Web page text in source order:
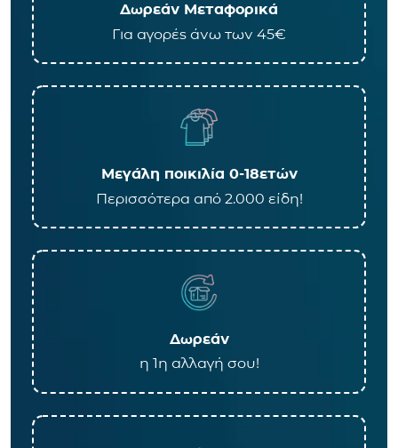
Δωρεάν Μεταφορικά
Για αγορές άνω των 45€
Μεγάλη ποικιλία 0-18ετών
Περισσότερα από 2.000 είδη!
Δωρεάν
η 1η αλλαγή σου!